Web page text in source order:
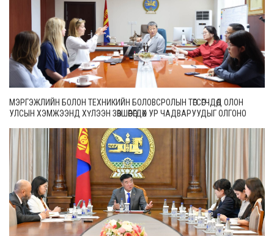
МЭРГЭЖЛИЙН БОЛОН ТЕХНИКИЙН БОЛОВСРОЛЫН ТӨГСӨГЧДӨД ОЛОН
УЛСЫН ХЭМЖЭЭНД ХҮЛЭЭН ЗӨВШӨӨРӨГДӨХ УР ЧАДВАРУУДЫГ ОЛГОНО